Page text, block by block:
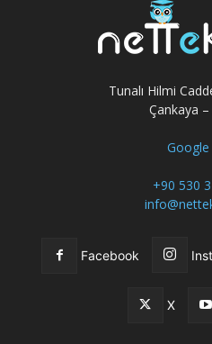
Tunalı Hilmi
Çankaya
+90 530
Facebook
X